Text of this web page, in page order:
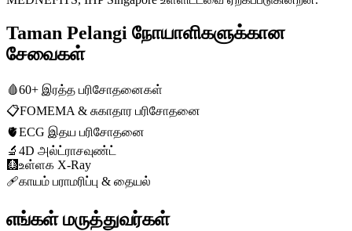
Taman Pelangi நோயாளிகளுக்கான
சேவைகள்
🩸60+ இரத்த பரிசோதனைகள்
📋FOMEMA & சுகாதார பரிசோதனை
🫀ECG இதய பரிசோதனை
🔬 4D அல்ட்ராசவுண்ட்
🩻உள்ளக X-Ray
🩹காயம் பராமரிப்பு & தையல்
எங்கள் மருத்துவர்கள்